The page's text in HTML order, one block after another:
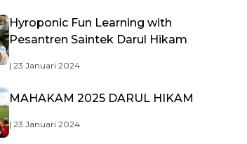
Hyroponic Fun Learning with
Pesantren Saintek Darul Hikam
| 23 Januari 2024
MAHAKAM 2025 DARUL HIKAM
| 23 Januari 2024